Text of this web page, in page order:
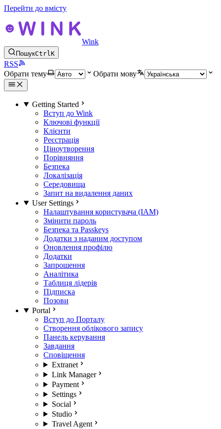
Перейти до вмісту
Wink
ПошукCtrlK
RSS
Обрати тему
Обрати мову
Getting Started
Вступ до Wink
Ключові функції
Клієнти
Реєстрація
Ціноутворення
Порівняння
Безпека
Локалізація
Середовища
Запит на видалення даних
User Settings
Налаштування користувача (IAM)
Змінити пароль
Безпека та Passkeys
Додатки з наданим доступом
Оновлення профілю
Додатки
Запрошення
Аналітика
Таблиця лідерів
Підписка
Позови
Portal
Вступ до Порталу
Створення облікового запису
Панель керування
Завдання
Сповіщення
Extranet
Link Manager
Payment
Settings
Social
Studio
Travel Agent